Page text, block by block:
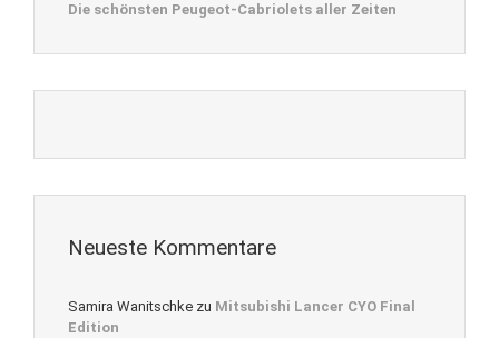
Die schönsten Peugeot-Cabriolets aller Zeiten
Neueste Kommentare
Samira Wanitschke zu Mitsubishi Lancer CYO Final
Edition